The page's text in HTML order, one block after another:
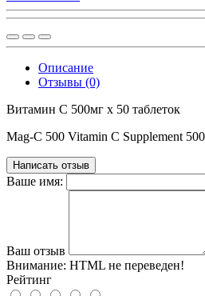
Описание
Отзывы (0)
Витамин С 500мг х 50 таблеток
Mag-C 500 Vitamin C Supplement
Написать отзыв
Ваше имя:
Ваш отзыв
Внимание: HTML не переведен!
Рейтинг